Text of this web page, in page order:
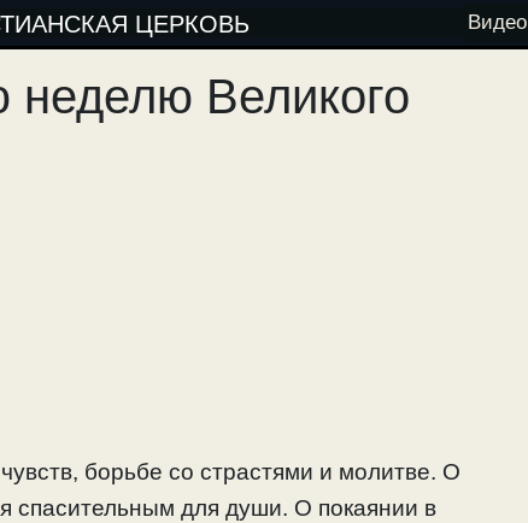
ЦЕРКОВЬ Видео
неделю Великого
борьбе со страстями и молитве. О
спасительным для души. О покаянии в